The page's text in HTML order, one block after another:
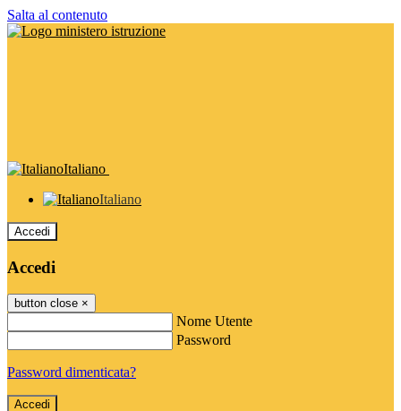
Salta al contenuto
Italiano
Italiano
Accedi
Accedi
button close ×
Nome Utente
Password
Password dimenticata?